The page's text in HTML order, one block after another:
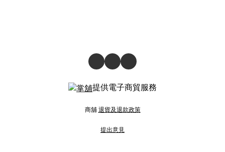
提供電子商貿服務
商舖 退貨及退款政策
提出意見